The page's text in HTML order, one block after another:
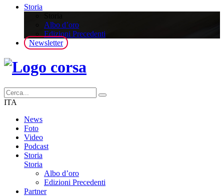
Storia
Albo d’oro
Edizioni Precedenti
Newsletter
ITA
News
Foto
Video
Podcast
Storia
Storia
Albo d’oro
Edizioni Precedenti
Partner